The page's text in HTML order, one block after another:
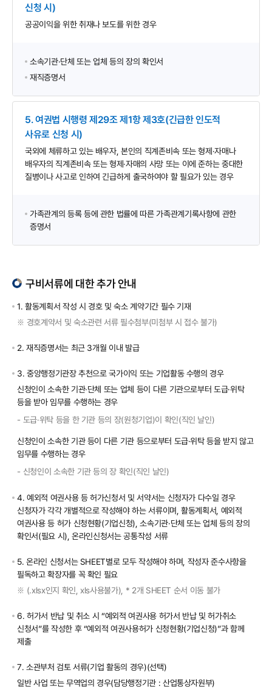
신청 시)
공공이익을 위한 취재나 보도를 위한 경우
소속기관·단체 또는 업체 등의 장의 확인서
재직증명서
5. 여권법 시행령 제29조 제1항 제3호(긴급한 인도적
사유로 신청 시)
국외에 체류하고 있는 배우자, 본인의 직계존비속 또는 형제·자매나
배우자의 직계존비속 또는 형제·자매의 사망 또는 이에 준하는 중대한
질병이나 사고로 인하여 긴급하게 출국하여야 할 필요가 있는 경우
가족관계의 등록 등에 관한 법률에 따른 가족관계기록사항에 관한
증명서
구비서류에 대한 추가 안내
1. 활동계획서 작성 시 경호 및 숙소 계약기간 필수 기재
※ 경호계약서 및 숙소관련 서류 필수첨부(미첨부 시 접수 불가)
2. 재직증명서는 최근 3개월 이내 발급
3. 중앙행정기관장 추천으로 국가이익 또는 기업활동 수행의 경우
신청인이 소속한 기관·단체 또는 업체 등이 다른 기관으로부터 도급·위탁
등을 받아 임무를 수행하는 경우
- 도급·위탁 등을 한 기관 등의 장(원청기업)이 확인(직인 날인)
신청인이 소속한 기관 등이 다른 기관 등으로부터 도급·위탁 등을 받지 않고
임무를 수행하는 경우
- 신청인이 소속한 기관 등의 장 확인(직인 날인)
4. 예외적 여권사용 등 허가신청서 및 서약서는 신청자가 다수일 경우
신청자가 각각 개별적으로 작성해야 하는 서류이며, 활동계획서, 예외적
여권사용 등 허가 신청현황(기업신청), 소속기관·단체 또는 업체 등의 장의
확인서(필요 시), 온라인신청서는 공통작성 서류
5. 온라인 신청서는 SHEET별로 모두 작성해야 하며, 작성자 준수사항을
필독하고 확장자를 꼭 확인 필요
※ (.xlsx인지 확인, xls사용불가), * 2개 SHEET 순서 이동 불가
6. 허가서 반납 및 취소 시 “예외적 여권사용 허가서 반납 및 허가취소
신청서”를 작성한 후 “예외적 여권사용허가 신청현황(기업신청)”과 함께
제출
7. 소관부처 검토 서류(기업 활동의 경우)(선택)
일반 사업 또는 무역업의 경우(담당행정기관 : 산업통상자원부)